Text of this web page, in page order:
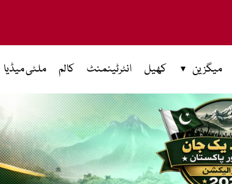
میگزین کھیل انٹرٹینمنٹ کالم ملٹی میڈیا